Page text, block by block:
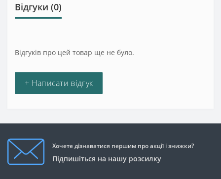
Відгуки (0)
Відгуків про цей товар ще не було.
+ Написати відгук
Хочете дізнаватися першим про акції і знижки?
Підпишіться на нашу розсилку